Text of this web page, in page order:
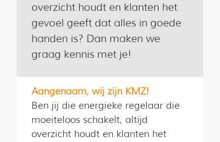
overzicht houdt en klanten het
gevoel geeft dat alles in goede
handen is? Dan maken we
graag kennis met je!
Aangenaam, wij zijn KMZ!
Ben jij die energieke regelaar die
moeiteloos schakelt, altijd
overzicht houdt en klanten het